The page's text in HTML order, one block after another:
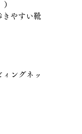
やすい靴
ングネッ